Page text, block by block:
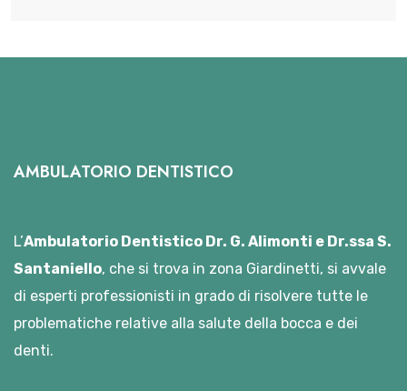
AMBULATORIO DENTISTICO
L’Ambulatorio Dentistico Dr. G. Alimonti e Dr.ssa S.
Santaniello, che si trova in zona Giardinetti, si avvale
di esperti professionisti in grado di risolvere tutte le
problematiche relative alla salute della bocca e dei
denti.